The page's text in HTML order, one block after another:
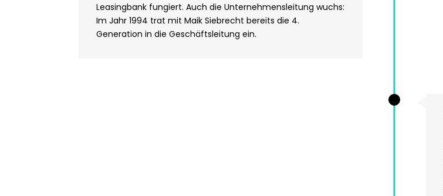
Leasingbank fungiert. Auch die Unternehmensleitung wuchs:
Im Jahr 1994 trat mit Maik Siebrecht bereits die 4.
Generation in die Geschäftsleitung ein.